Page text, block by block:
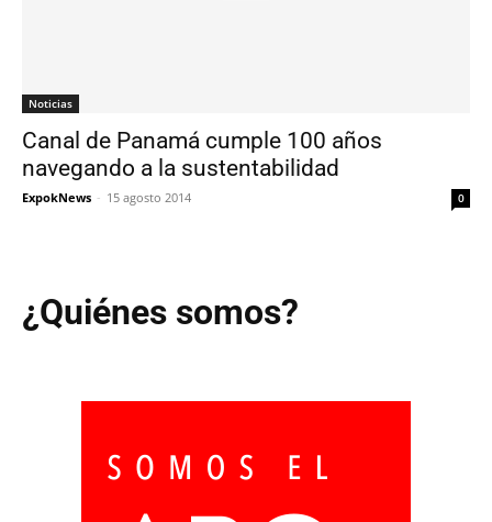
Noticias
Canal de Panamá cumple 100 años
navegando a la sustentabilidad
ExpokNews - 15 agosto 2014 0
¿Quiénes somos?